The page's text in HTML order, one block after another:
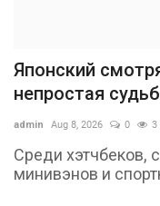
Японский
непростая
admin Aug 8, 2026 0 3
Среди хэтчбеков,
минивэнов и